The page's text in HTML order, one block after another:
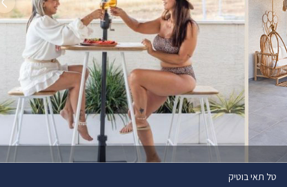
טל תאי בוטיק